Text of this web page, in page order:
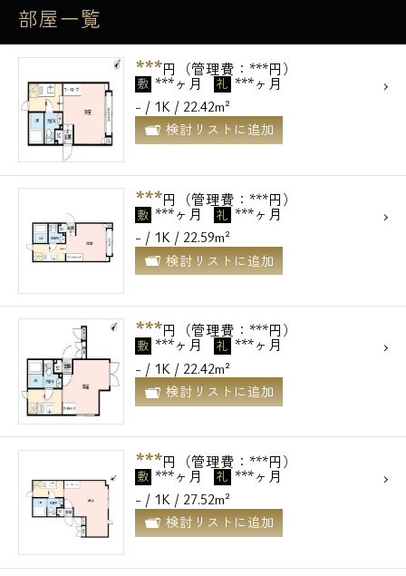
部屋一覧
***円（管理費：***円）
敷 ***ヶ月 礼 ***ヶ月
- / 1K / 22.42m²
検討リストに追加
***円（管理費：***円）
敷 ***ヶ月 礼 ***ヶ月
- / 1K / 22.59m²
検討リストに追加
***円（管理費：***円）
敷 ***ヶ月 礼 ***ヶ月
- / 1K / 22.42m²
検討リストに追加
***円（管理費：***円）
敷 ***ヶ月 礼 ***ヶ月
- / 1K / 27.52m²
検討リストに追加
電話でお問い合わせ
営業時間 10：00～18：00
メールでお問い合わせ
お問い合わせ